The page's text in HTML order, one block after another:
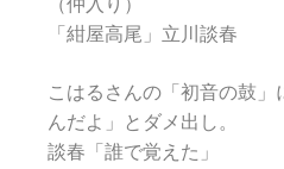
（仲入り）
「紺屋高尾」立川談春
こはるさんの「初音の鼓」
んだよ」とダメ出し。
談春「誰で覚えた」